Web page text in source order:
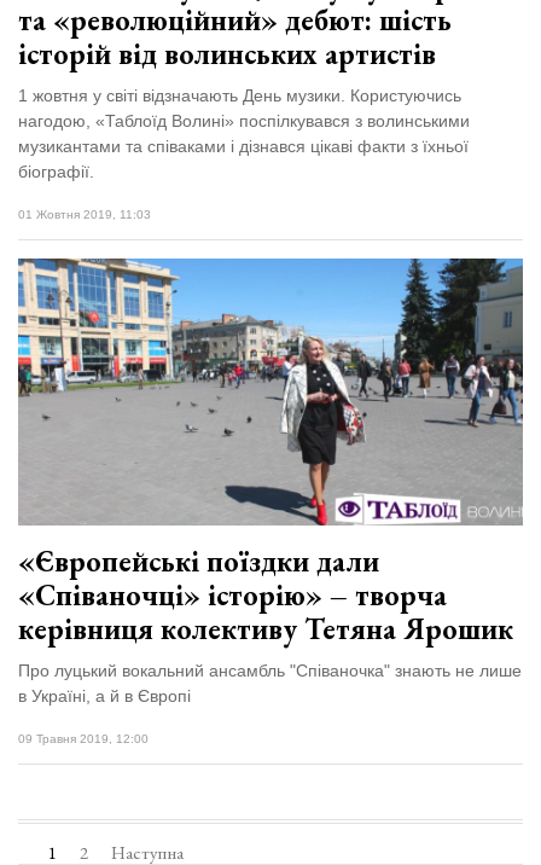
та «революційний» дебют: шість
історій від волинських артистів
1 жовтня у світі відзначають День музики. Користуючись
нагодою, «Таблоїд Волині» поспілкувався з волинськими
музикантами та співаками і дізнався цікаві факти з їхньої
біографії.
01 Жовтня 2019, 11:03
«Європейські поїздки дали
«Співаночці» історію» – творча
керівниця колективу Тетяна Ярошик
Про луцький вокальний ансамбль "Співаночка" знають не лише
в Україні, а й в Європі
09 Травня 2019, 12:00
1 2 Наступна